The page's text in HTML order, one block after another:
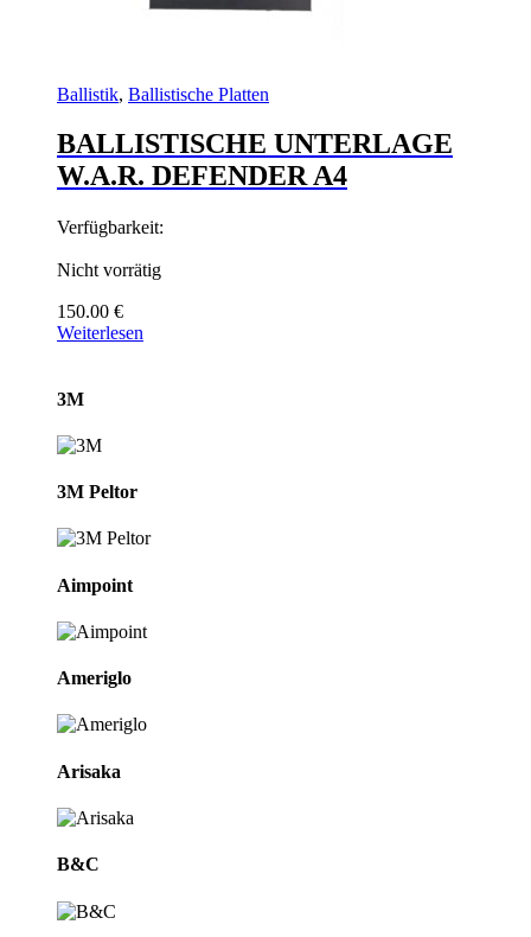
Ballistik, Ballistische Platten
BALLISTISCHE UNTERLAGE
W.A.R. DEFENDER A4
Verfügbarkeit:
Nicht vorrätig
150.00 €
Weiterlesen
Brands Carousel
3M
3M Peltor
Aimpoint
Ameriglo
Arisaka
B&C